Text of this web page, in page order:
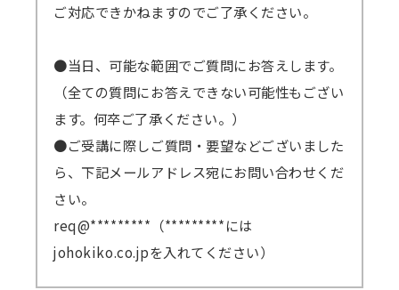
ご対応できかねますのでご了承ください。
●当日、可能な範囲でご質問にお答えします。
（全ての質問にお答えできない可能性もござい
ます。何卒ご了承ください。）
●ご受講に際しご質問・要望などございました
ら、下記メールアドレス宛にお問い合わせくだ
さい。
req@*********（*********には
johokiko.co.jpを入れてください）